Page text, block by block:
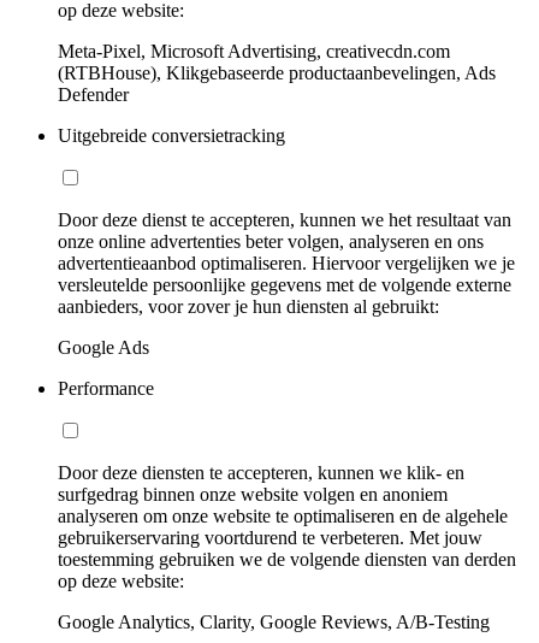
op deze website:
Meta-Pixel, Microsoft Advertising, creativecdn.com
(RTBHouse), Klikgebaseerde productaanbevelingen, Ads
Defender
Uitgebreide conversietracking
Door deze dienst te accepteren, kunnen we het resultaat van
onze online advertenties beter volgen, analyseren en ons
advertentieaanbod optimaliseren. Hiervoor vergelijken we je
versleutelde persoonlijke gegevens met de volgende externe
aanbieders, voor zover je hun diensten al gebruikt:
Google Ads
Performance
Door deze diensten te accepteren, kunnen we klik- en
surfgedrag binnen onze website volgen en anoniem
analyseren om onze website te optimaliseren en de algehele
gebruikerservaring voortdurend te verbeteren. Met jouw
toestemming gebruiken we de volgende diensten van derden
op deze website:
Google Analytics, Clarity, Google Reviews, A/B-Testing